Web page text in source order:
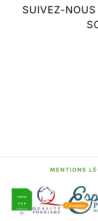
SUIVEZ-
MENTIONS